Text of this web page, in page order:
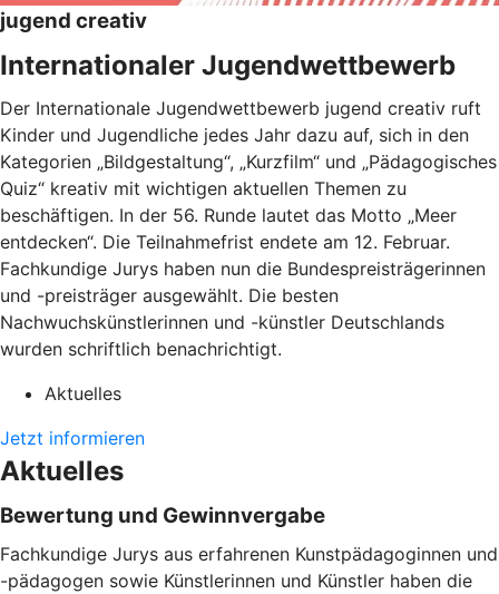
jugend creativ
Internationaler Jugendwettbewerb
Der Internationale Jugendwettbewerb jugend creativ ruft
Kinder und Jugendliche jedes Jahr dazu auf, sich in den
Kategorien „Bildgestaltung“, „Kurzfilm“ und „Pädagogisches
Quiz“ kreativ mit wichtigen aktuellen Themen zu
beschäftigen. In der 56. Runde lautet das Motto „Meer
entdecken“. Die Teilnahmefrist endete am 12. Februar.
Fachkundige Jurys haben nun die Bundespreisträgerinnen
und -preisträger ausgewählt. Die besten
Nachwuchskünstlerinnen und -künstler Deutschlands
wurden schriftlich benachrichtigt.
Aktuelles
Jetzt informieren
Aktuelles
Bewertung und Gewinnvergabe
Fachkundige Jurys aus erfahrenen Kunstpädagoginnen und
-pädagogen sowie Künstlerinnen und Künstler haben die